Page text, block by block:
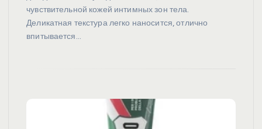
чувствительной кожей интимных зон тела.
Деликатная текстура легко наносится, отлично
впитывается…